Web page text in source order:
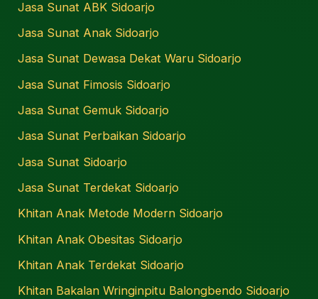
Jasa Sunat ABK Sidoarjo
Jasa Sunat Anak Sidoarjo
Jasa Sunat Dewasa Dekat Waru Sidoarjo
Jasa Sunat Fimosis Sidoarjo
Jasa Sunat Gemuk Sidoarjo
Jasa Sunat Perbaikan Sidoarjo
Jasa Sunat Sidoarjo
Jasa Sunat Terdekat Sidoarjo
Khitan Anak Metode Modern Sidoarjo
Khitan Anak Obesitas Sidoarjo
Khitan Anak Terdekat Sidoarjo
Khitan Bakalan Wringinpitu Balongbendo Sidoarjo